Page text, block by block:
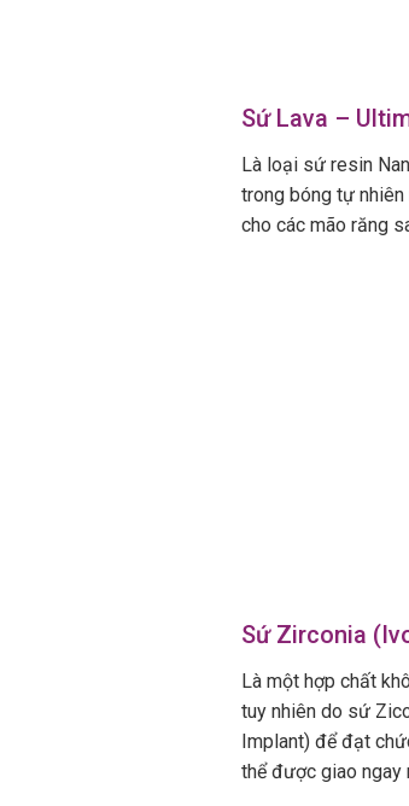
Sứ Lava –
Là loại sứ resin
trong bóng tự
cho các mão răng
Sứ Zirconia
Là một hợp chất
tuy nhiên do sứ
Implant) để đạt
thể được giao ngay